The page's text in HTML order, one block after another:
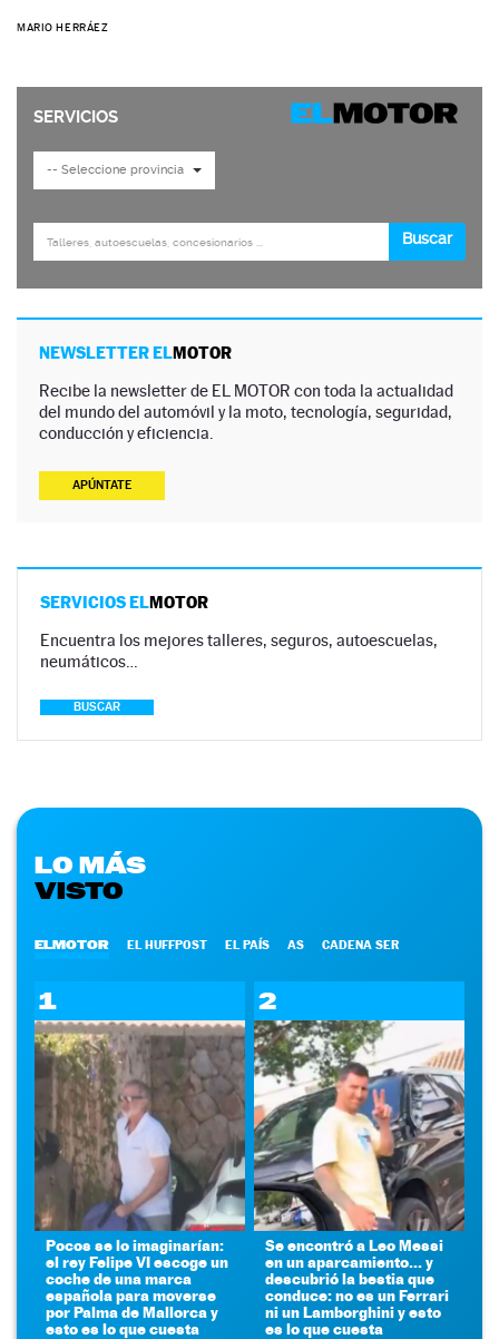
MARIO HERRÁEZ
NEWSLETTER ELMOTOR
Recibe la newsletter de EL MOTOR con toda la actualidad
del mundo del automóvil y la moto, tecnología, seguridad,
conducción y eficiencia.
APÚNTATE
SERVICIOS ELMOTOR
Encuentra los mejores talleres, seguros, autoescuelas,
neumáticos…
BUSCAR
LO MÁS
VISTO
ELMOTOR EL HUFFPOST EL PAÍS AS CADENA SER
1
Pocos se lo imaginarían:
el rey Felipe VI escoge un
coche de una marca
española para moverse
por Palma de Mallorca y
esto es lo que cuesta
2
Se encontró a Leo Messi
en un aparcamiento... y
descubrió la bestia que
conduce: no es un Ferrari
ni un Lamborghini y esto
es lo que cuesta